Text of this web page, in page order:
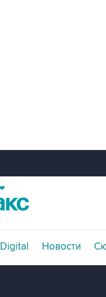
Digital Новости